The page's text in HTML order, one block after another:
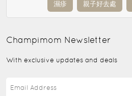
濕疹 親子好去處
Champimom Newsletter
With exclusive updates and deals